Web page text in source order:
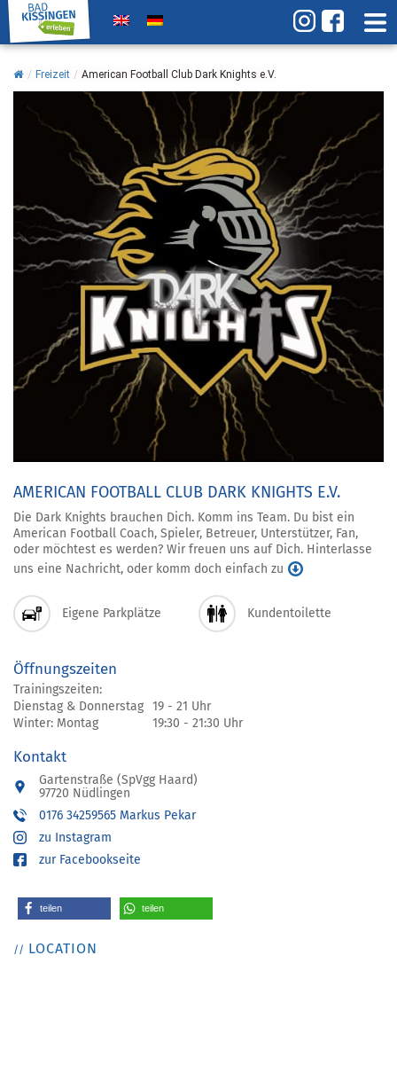
/ Freizeit / American Football Club Dark Knights e.V.
AMERICAN FOOTBALL CLUB DARK KNIGHTS E.V.
Die Dark Knights brauchen Dich. Komm ins Team. Du bist ein
American Football Coach, Spieler, Betreuer, Unterstützer, Fan,
oder möchtest es werden? Wir freuen uns auf Dich. Hinterlasse
uns eine Nachricht, oder komm doch einfach zu
Eigene Parkplätze Kundentoilette
Öffnungszeiten
Trainingszeiten:
Dienstag & Donnerstag 19 - 21 Uhr
Winter: Montag
19:30 - 21:30 Uhr
Kontakt
Gartenstraße (SpVgg Haard)
97720 Nüdlingen
0176 34259565 Markus Pekar
zu Instagram
zur Facebookseite
teilen teilen
LOCATION